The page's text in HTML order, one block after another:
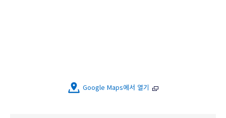
Google Maps에서 열기